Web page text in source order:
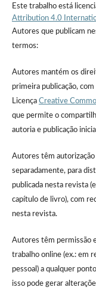
Este trabalho está
Attribution 4.0
Autores que publicam
termos:
Autores mantém os
primeira publicação,
Licença Creative
que permite o
autoria e publicação
Autores têm autorização
separadamente, para
publicada nesta revista
capítulo de livro), com
nesta revista.
Autores têm permissão
trabalho online (ex.: em
pessoal) a qualquer
isso pode gerar